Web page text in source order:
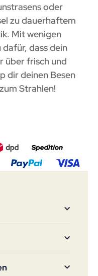
oder
zu dauerhaftem
Mit wenigen
dass dein
über frisch und
dir deinen Besen
Strahlen!